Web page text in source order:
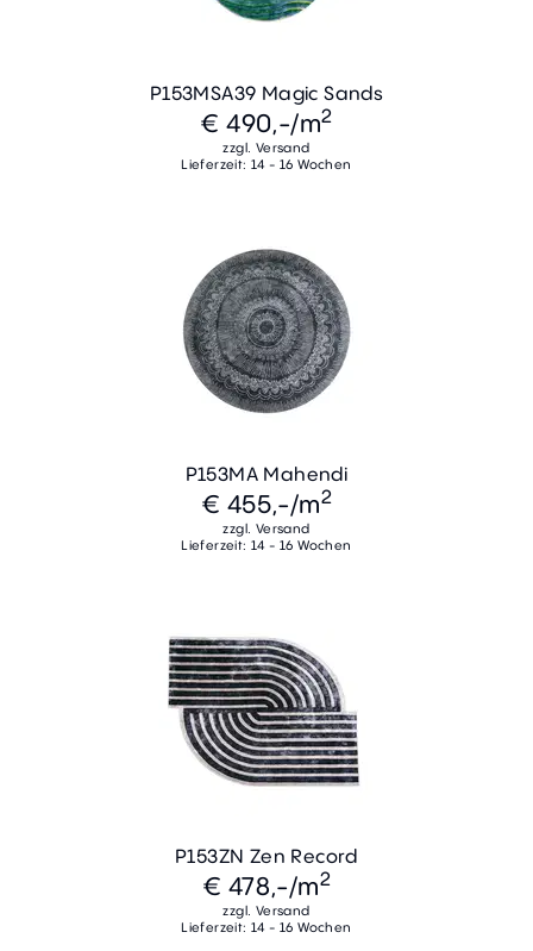
P153MSA39 Magic Sands
€ 490,-/m2
zzgl. Versand
Lieferzeit: 14 - 16 Wochen
P153MA Mahendi
€ 455,-/m2
zzgl. Versand
Lieferzeit: 14 - 16 Wochen
P153ZN Zen Record
€ 478,-/m2
zzgl. Versand
Lieferzeit: 14 - 16 Wochen